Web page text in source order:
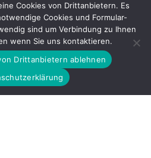
Cookies von Drittanbietern. Es
Cookies und Formular-
sind um Verbindung zu Ihnen
wenn Sie uns kontaktieren.
Drittanbietern ablehnen